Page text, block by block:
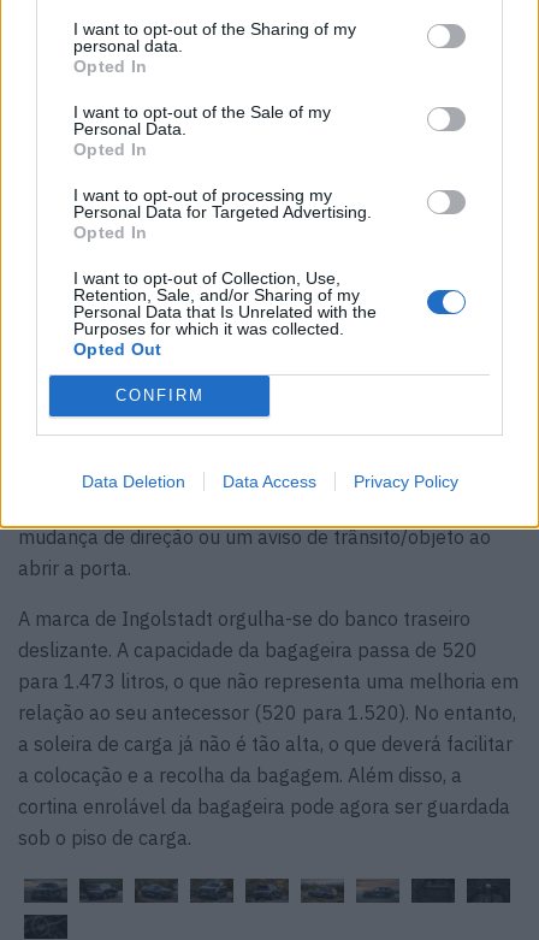
I want to opt-out of the Sharing of my
personal data.
Opted In
I want to opt-out of the Sale of my
Personal Data.
Opted In
I want to opt-out of processing my
Personal Data for Targeted Advertising.
Opted In
I want to opt-out of Collection, Use,
Retention, Sale, and/or Sharing of my
Personal Data that Is Unrelated with the
Purposes for which it was collected.
Opted Out
CONFIRM
Data Deletion Data Access Privacy Policy
estão sempre atualizados. Aplicações como o YouTube
estão integradas diretamente no MMI, pelo que não é
necessário um smartphone para as utilizar.
O head-up display é 85% maior do que o seu antecessor
novo Audi Assistant (pela primeira vez com o seu próprio
avatar) utiliza o ChatGPT para responder às perguntas e
pedidos dos ocupantes.
Por um custo adicional, pode ser instalado o sistema de
som Bang&Olufsen Premium Sound System com
amplificador de 685 watts e 16 altifalantes, que cancela
os ruídos interiores incómodos através de ondas.
Vale a pena mencionar a faixa iluminada entre o painel
de instrumentos e o para-brisas, que pode mostrar coisas
mudança de direção ou um aviso de trânsito/objeto ao
abrir a porta.
A marca de Ingolstadt orgulha-se do banco traseiro
deslizante. A capacidade da bagageira passa de 520
para 1.473 litros, o que não representa uma melhoria em
relação ao seu antecessor (520 para 1.520). No entanto,
a soleira de carga já não é tão alta, o que deverá facilitar
a colocação e a recolha da bagagem. Além disso, a
cortina enrolável da bagageira pode agora ser guardada
sob o piso de carga.